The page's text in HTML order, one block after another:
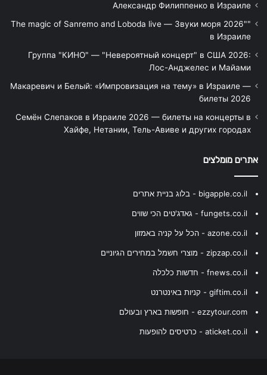
Александр Филиппенко в Израиле
"The magic of Sanremo and Loboda live — Звуки моря 2026"
в Израиле
Группа "КИНО" — "Невероятный концерт" в США 2026:
Лос-Анджелес и Майами
Макаревич и Белый: «Импровизация на тему» в Израиле —
билеты 2026
Семён Слепаков в Израиле 2026 — билеты на концерты в
Хайфе, Нетании, Тель-Авиве и других городах
אתרים מומלצים
bigapple.co.il - בלוג בניית אתרים
fungets.co.il - גאדג'טים הכי שווים
azone.co.il - הכל על קניה באמזון
zipzap.co.il - מוצרי חשמל במחירים הגיוניים
fnews.co.il - חדשות כלכלה
giftim.co.il - קניות באינטרנט
ezzytour.com - חופשות בארץ ובעולם
aticket.co.il - כרטיסים להופעות